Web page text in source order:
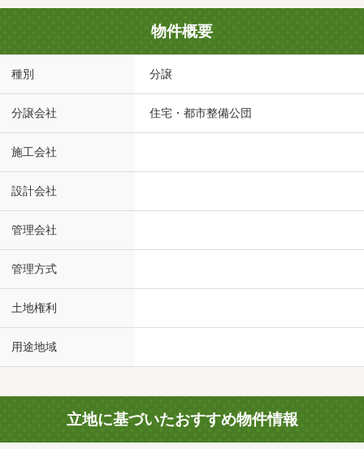
物件概要
種別 分譲
分譲会社 住宅・都市整備公団
施工会社
設計会社
管理会社
管理方式
土地権利
用途地域
立地に基づいたおすすめ物件情報